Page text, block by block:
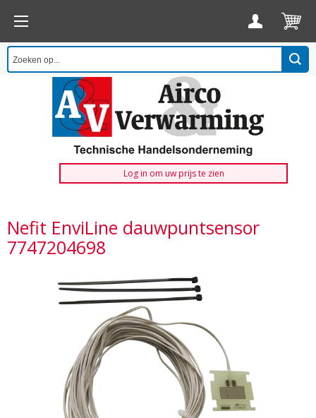
Log in om uw prijs te zien
Nefit EnviLine dauwpuntsensor
7747204698